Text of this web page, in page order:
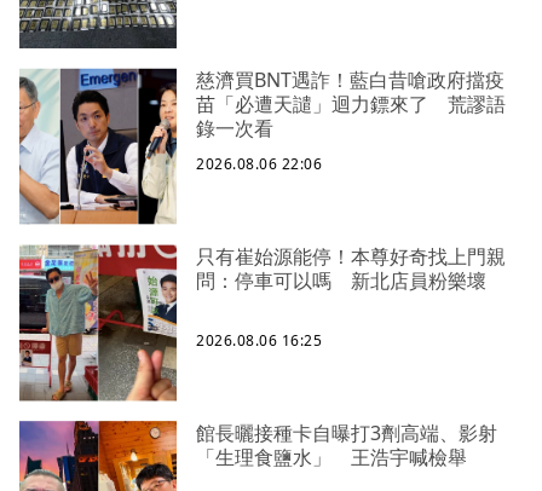
慈濟買BNT遇詐！藍白昔嗆政府擋疫
苗「必遭天譴」迴力鏢來了 荒謬語
錄一次看
2026.08.06 22:06
只有崔始源能停！本尊好奇找上門親
問：停車可以嗎 新北店員粉樂壞
2026.08.06 16:25
館長曬接種卡自曝打3劑高端、影射
「生理食鹽水」 王浩宇喊檢舉